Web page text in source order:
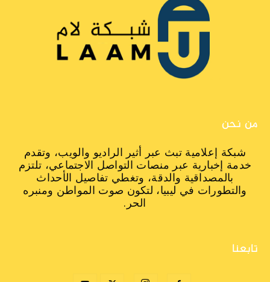
من نحن
شبكة إعلامية تبث عبر أثير الراديو والويب، وتقدم
خدمة إخبارية عبر منصات التواصل الاجتماعي، تلتزم
بالمصداقية والدقة، وتغطي تفاصيل الأحداث
والتطورات في ليبيا، لتكون صوت المواطن ومنبره
الحر.
تابعنا